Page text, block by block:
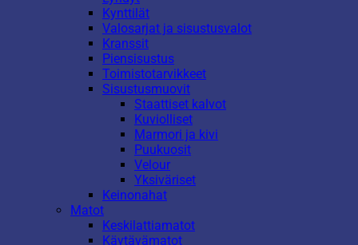
Kynttilät
Valosarjat ja sisustusvalot
Kranssit
Piensisustus
Toimistotarvikkeet
Sisustusmuovit
Staattiset kalvot
Kuviolliset
Marmori ja kivi
Puukuosit
Velour
Yksiväriset
Keinonahat
Matot
Keskilattiamatot
Käytävämatot